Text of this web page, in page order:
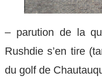
– parution de la
Rushdie s’en tire
du golf de